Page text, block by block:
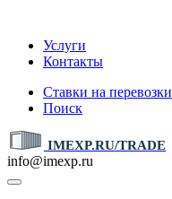
Услуги
Контакты
Ставки на перевозки
Поиск
IMEXP.RU/TRADE
info@imexp.ru